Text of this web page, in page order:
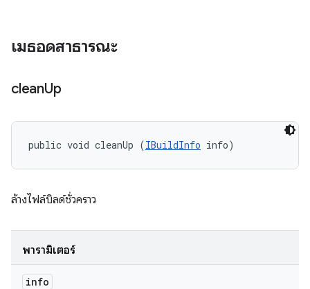
เมธอดสาธารณะ
cleanUp
public void cleanUp (IBuildInfo info)
ล้างไฟล์บิลด์ชั่วคราว
พารามิเตอร์
info